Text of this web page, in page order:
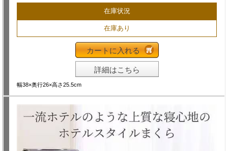
在庫状況
在庫あり
カートに入れる
詳細はこちら
幅38×奥行26×高さ25.5cm